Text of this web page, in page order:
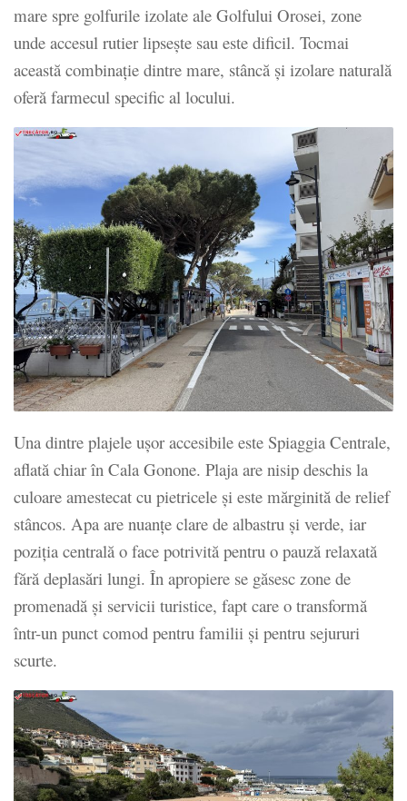
mare spre golfurile izolate ale Golfului Orosei, zone
unde accesul rutier lipsește sau este dificil. Tocmai
această combinație dintre mare, stâncă și izolare naturală
oferă farmecul specific al locului.
Una dintre plajele ușor accesibile este Spiaggia Centrale,
aflată chiar în Cala Gonone. Plaja are nisip deschis la
culoare amestecat cu pietricele și este mărginită de relief
stâncos. Apa are nuanțe clare de albastru și verde, iar
poziția centrală o face potrivită pentru o pauză relaxată
fără deplasări lungi. În apropiere se găsesc zone de
promenadă și servicii turistice, fapt care o transformă
într-un punct comod pentru familii și pentru sejururi
scurte.